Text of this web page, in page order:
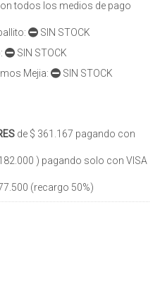
todos los medios de pago
SIN STOCK
SIN STOCK
Mejia:
SIN STOCK
de $ 361.167 pagando con
) pagando solo con VISA
(recargo 50%)